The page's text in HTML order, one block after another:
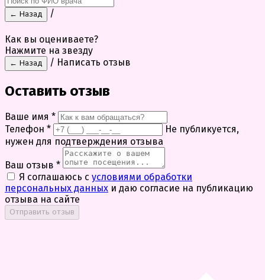
← Назад /
Как вы оцениваете?
Нажмите на звезду
← Назад
/ Написать отзыв
Оставить отзыв
Ваше имя *
Телефон *
Не публикуется,
нужен для подтверждения отзыва
Ваш отзыв *
Я соглашаюсь с условиями обработки
персональных данных и даю согласие на публикацию
отзыва на сайте
Отправить отзыв